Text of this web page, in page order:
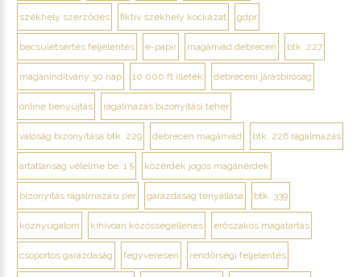
székhely szerződés fiktív székhely kockázat gdpr
becsületsértés feljelentés e-papír magánvád debrecen btk. 227
magánindítvány 30 nap 10 000 ft illeték debreceni járásbíróság
online benyújtás rágalmazás bizonyítási teher
valóság bizonyítása btk. 229 debrecen magánvád btk. 226 rágalmazás
ártatlanság vélelme be. 1 § közérdek jogos magánérdek
bizonyítás rágalmazási per garázdaság tényállása btk. 339
köznyugalom kihívóan közösségellenes erőszakos magatartás
csoportos garázdaság fegyveresen rendőrségi feljelentés